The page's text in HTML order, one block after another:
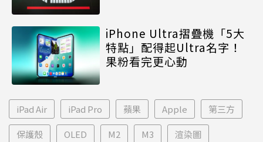
iPhone Ultra摺疊機「5大
特點」配得起Ultra名字！
果粉看完更心動
iPad Air iPad Pro 蘋果 Apple 第三方
保護殼 OLED M2 M3 渲染圖